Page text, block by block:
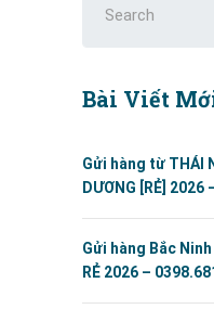
for:
Bài Viết
Gửi hàng từ THÁI
DƯƠNG [RẺ] 2026
Gửi hàng Bắc
RẺ 2026 –